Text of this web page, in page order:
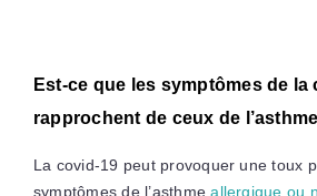
Est-ce que les symptômes de la
rapprochent de ceux de
La covid-19 peut provoquer une toux
symptômes de l’asthmeallergique ou